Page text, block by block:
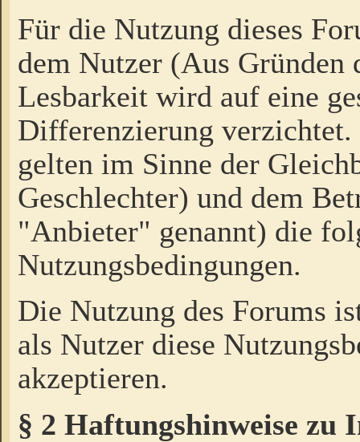
Für die Nutzung dieses
dem Nutzer (Aus Gründen
Lesbarkeit wird auf eine
Differenzierung
gelten im Sinne der
Geschlechter) und dem
"Anbieter" genannt) die
Nutzungsbedingungen.
Die Nutzung des Forums
als Nutzer diese
akzeptieren.
§ 2 Haftungshinweise zu